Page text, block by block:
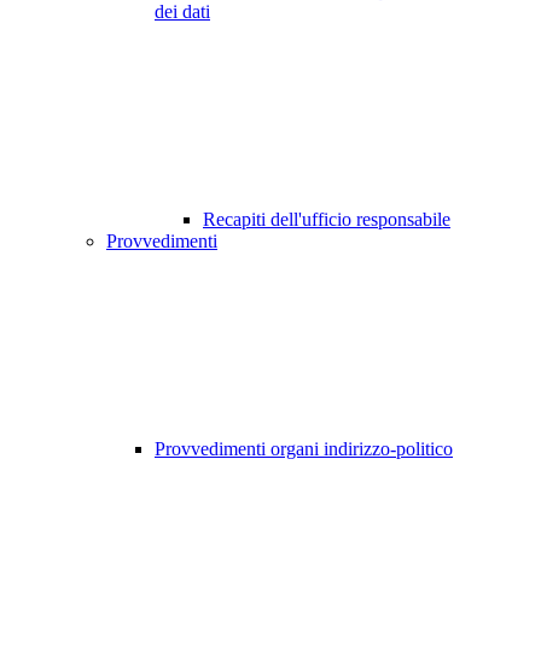
dei dati
Recapiti dell'ufficio responsabile
Provvedimenti
Provvedimenti organi indirizzo-politico